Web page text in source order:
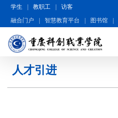
学生 教职工
访客
融合门户
智慧教育平台 图书馆
人才引进